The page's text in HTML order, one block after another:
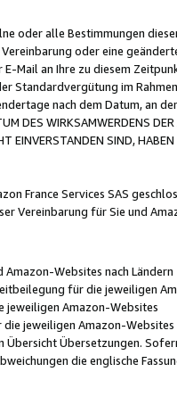
oder alle Bestimmungen
oder eine
Mail an Ihre zu diesem
Standardvergütung im
nach dem Datum, an
DES WIRKSAMWERDENS
EINVERSTANDEN SIND,
France Services SAS
Vereinbarung für Sie und
Websites nach Ländern
für die jeweiligen
jeweiligen Amazon-Websites
jeweiligen Amazon-Websites
Übersicht Übersetzungen.
die englische